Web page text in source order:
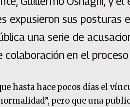
expusieron sus posturas
una serie de
en el
hasta hace pocos días el
pero que una